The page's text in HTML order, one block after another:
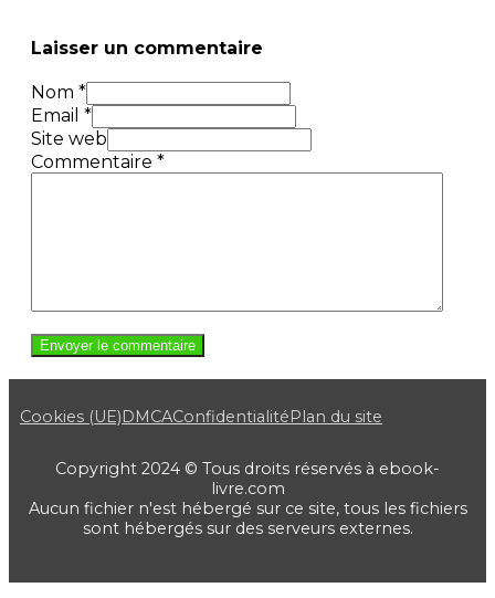
Laisser un commentaire
Nom *
Email *
Site web
Commentaire *
Cookies (UE)DMCAConfidentialitéPlan du site
Copyright 2024 © Tous droits réservés à ebook-
livre.com
Aucun fichier n'est hébergé sur ce site, tous les fichiers
sont hébergés sur des serveurs externes.